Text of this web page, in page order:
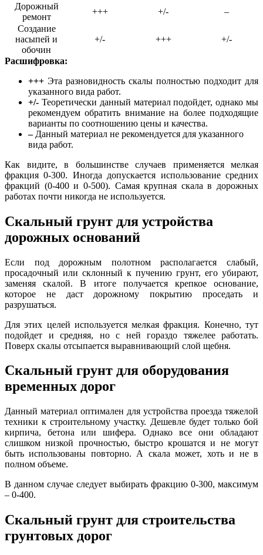
Дорожный
ремонт
+++ +/-
–
Создание
насыпей и
обочин
+/- +++ +/-
Расшифровка:
+++ Эта разновидность скалы полностью подходит для
указанного вида работ.
+/- Теоретически данный материал подойдет, однако мы
рекомендуем обратить внимание на более подходящие
варианты по соотношению цены и качества.
– Данный материал не рекомендуется для указанного
вида работ.
Как видите, в большинстве случаев применяется мелкая
фракция 0-300. Иногда допускается использование средних
фракций (0-400 и 0-500). Самая крупная скала в дорожных
работах почти никогда не используется.
Скальный грунт для устройства
дорожных оснований
Если под дорожным полотном располагается слабый,
просадочный или склонный к пучению грунт, его убирают,
заменяя скалой. В итоге получается крепкое основание,
которое не даст дорожному покрытию проседать и
разрушаться.
Для этих целей используется мелкая фракция. Конечно, тут
подойдет и средняя, но с ней гораздо тяжелее работать.
Поверх скалы отсыпается выравнивающий слой щебня.
Скальный грунт для оборудования
временных дорог
Данный материал оптимален для устройства проезда тяжелой
техники к строительному участку. Дешевле будет только бой
кирпича, бетона или шифера. Однако все они обладают
слишком низкой прочностью, быстро крошатся и не могут
быть использованы повторно. А скала может, хоть и не в
полном объеме.
В данном случае следует выбирать фракцию 0-300, максимум
– 0-400.
Скальный грунт для строительства
грунтовых дорог